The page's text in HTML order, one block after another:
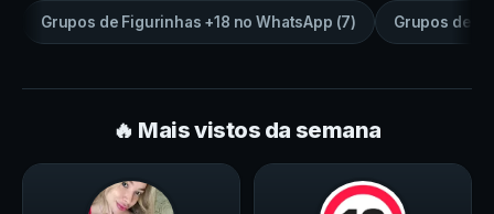
Grupos de Figurinhas +18 noWhatsApp (7) Grupos de
🔥 Mais vistos da semana